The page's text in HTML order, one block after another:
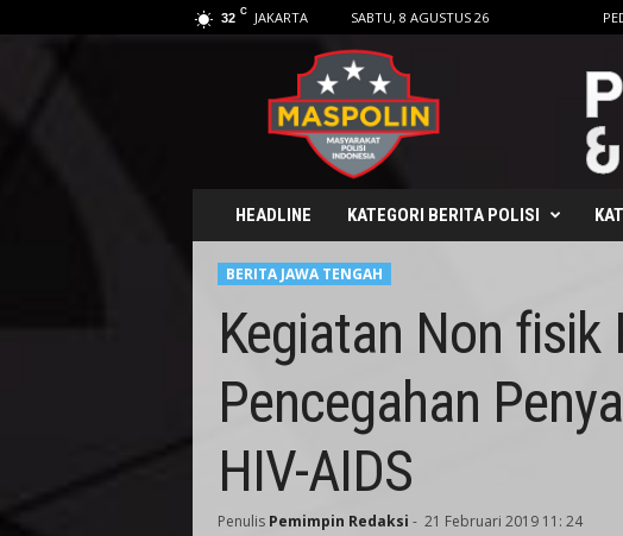
32 C JAKARTA SABTU, 8 AGUSTUS 26
HEADLINE KATEGORI BERITA POLISI
BERITA JAWA TENGAH
Kegiatan Non fisik
Pencegahan
HIV-AIDS
Penulis Pemimpin Redaksi - 21 Februari 2019 11: 24